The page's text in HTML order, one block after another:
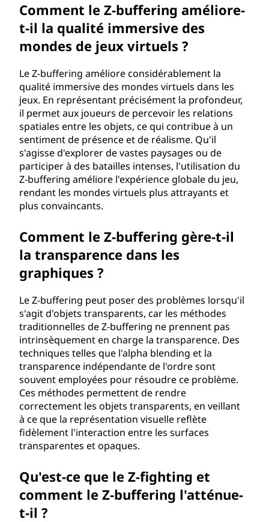
Comment le Z-buffering améliore-
t-il la qualité immersive des
mondes de jeux virtuels ?
Le Z-buffering améliore considérablement la
qualité immersive des mondes virtuels dans les
jeux. En représentant précisément la profondeur,
il permet aux joueurs de percevoir les relations
spatiales entre les objets, ce qui contribue à un
sentiment de présence et de réalisme. Qu'il
s'agisse d'explorer de vastes paysages ou de
participer à des batailles intenses, l'utilisation du
Z-buffering améliore l'expérience globale du jeu,
rendant les mondes virtuels plus attrayants et
plus convaincants.
Comment le Z-buffering gère-t-il
la transparence dans les
graphiques ?
Le Z-buffering peut poser des problèmes lorsqu'il
s'agit d'objets transparents, car les méthodes
traditionnelles de Z-buffering ne prennent pas
intrinsèquement en charge la transparence. Des
techniques telles que l'alpha blending et la
transparence indépendante de l'ordre sont
souvent employées pour résoudre ce problème.
Ces méthodes permettent de rendre
correctement les objets transparents, en veillant
à ce que la représentation visuelle reflète
fidèlement l'interaction entre les surfaces
transparentes et opaques.
Qu'est-ce que le Z-fighting et
comment le Z-buffering l'atténue-
t-il ?